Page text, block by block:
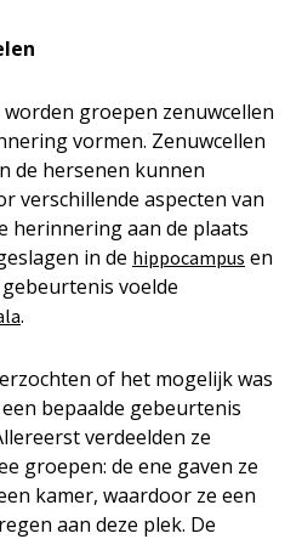
groepen zenuwcellen
vormen. Zenuwcellen
de hersenen kunnen
verschillende aspecten van
herinnering aan de plaats
in de hippocampus en
voelde
.
of het mogelijk was
bepaalde gebeurtenis
verdeelden ze
groepen: de ene gaven ze
kamer, waardoor ze een
aan deze plek. De